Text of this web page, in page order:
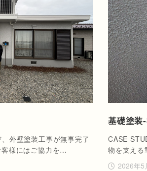
外壁塗装工事が無事完了
様にはご協力を…
基礎塗装
CASE
物を支え
2026年5